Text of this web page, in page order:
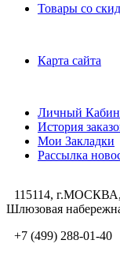
Товары со
Карта сайта
Личный
История
Мои Закладки
Рассылка
115114, г.МОСКВА,
Шлюзовая
+7 (499) 288-01-40